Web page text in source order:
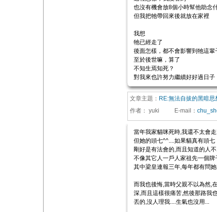
也沒有機會放8個小時幫他助念
但我把牠帶回來後就放在家裡
我想
牠已經走了
後面怎樣，都不會影響到牠這
至於後世嘛，算了
不知生焉知死？
對我來也許努力繼續好好過日
文章主題： RE:無法自拔的黑暗思
作者： yuki E-mail ：
當年我家貓咪死時,我還不太會
但她的頭七^^....如果貓真有頭七
剛好是有法會的,而且知道的人
不像其它人一戶人家祖先一個牌
其中梁皇連報三年,每年都有問
而我也後悔,當時父親不以為然,
深,而且這樣很痛苦,然後那路我
丟的,沒人理我....生氣也沒用...